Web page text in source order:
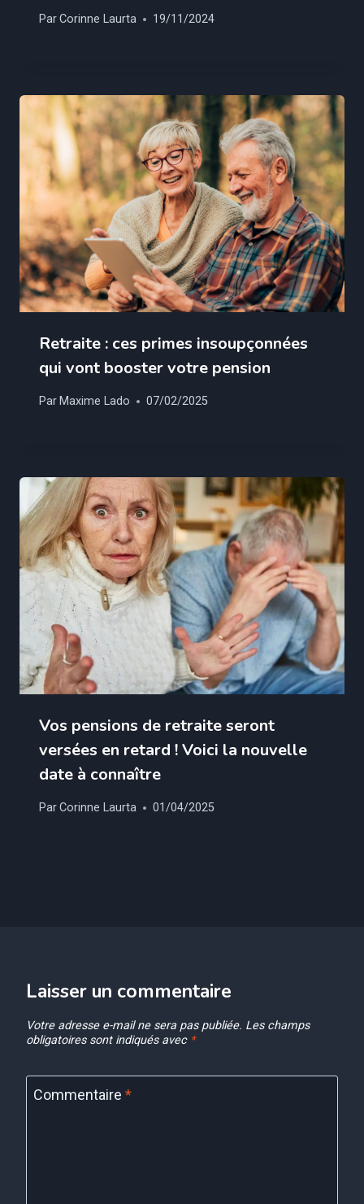
ParCorinne Laurta 19/11/2024
Retraite : ces primes insoupçonnées
qui vont booster votre pension
Par Maxime Lado 07/02/2025
Vos pensions de retraite seront
versées en retard ! Voici la nouvelle
date à connaître
ParCorinne Laurta 01/04/2025
Laisser un commentaire
Votre adresse e-mail ne sera pas publiée. Les champs
obligatoires sont indiqués avec *
Commentaire *